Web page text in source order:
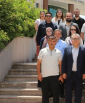
Eğitim
Kültür
3.Sayfa